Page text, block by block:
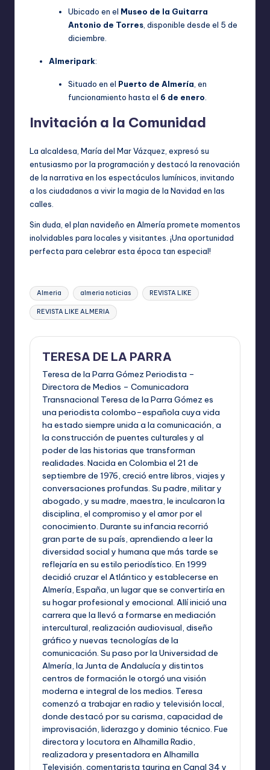
Ubicado en el Museo de la Guitarra
Antonio de Torres, disponible desde el 5 de
diciembre.
Almeripark:
Situado en el Puerto de Almería, en
funcionamiento hasta el 6 de enero.
Invitación a la Comunidad
La alcaldesa, María del Mar Vázquez, expresó su
entusiasmo por la programación y destacó la renovación
de la narrativa en los espectáculos lumínicos, invitando
a los ciudadanos a vivir la magia de la Navidad en las
calles.
Sin duda, el plan navideño en Almería promete momentos
inolvidables para locales y visitantes. ¡Una oportunidad
perfecta para celebrar esta época tan especial!
Etiquetas:
Almeria almeria noticias REVISTA LIKE
REVISTA LIKE ALMERIA
TERESA DE LA PARRA
Teresa de la Parra Gómez Periodista –
Directora de Medios – Comunicadora
Transnacional Teresa de la Parra Gómez es
una periodista colombo–española cuya vida
ha estado siempre unida a la comunicación, a
la construcción de puentes culturales y al
poder de las historias que transforman
realidades. Nacida en Colombia el 21 de
septiembre de 1976, creció entre libros, viajes y
conversaciones profundas. Su padre, militar y
abogado, y su madre, maestra, le inculcaron la
disciplina, el compromiso y el amor por el
conocimiento. Durante su infancia recorrió
gran parte de su país, aprendiendo a leer la
diversidad social y humana que más tarde se
reflejaría en su estilo periodístico. En 1999
decidió cruzar el Atlántico y establecerse en
Almería, España, un lugar que se convertiría en
su hogar profesional y emocional. Allí inició una
carrera que la llevó a formarse en mediación
intercultural, realización audiovisual, diseño
gráfico y nuevas tecnologías de la
comunicación. Su paso por la Universidad de
Almería, la Junta de Andalucía y distintos
centros de formación le otorgó una visión
moderna e integral de los medios. Teresa
comenzó a trabajar en radio y televisión local,
donde destacó por su carisma, capacidad de
improvisación, liderazgo y dominio técnico. Fue
directora y locutora en Alhamilla Radio,
realizadora y presentadora en Alhamilla
Televisión, comentarista taurina en Canal 34 y